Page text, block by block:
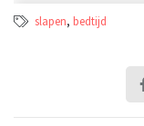
slapen, bedtijd